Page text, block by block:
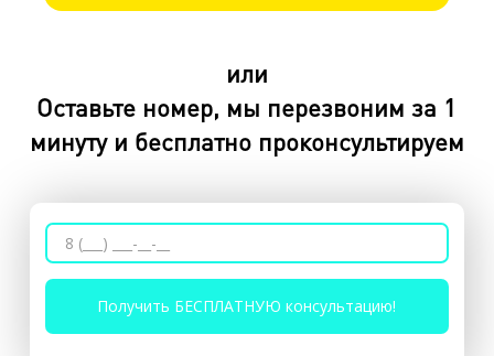
или
Оставьте номер, мы перезвоним за 1
минуту и бесплатно проконсультируем